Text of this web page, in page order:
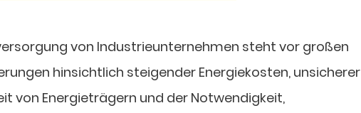
von Industrieunternehmen steht vor großen
hinsichtlich steigender Energiekosten, unsicherer
von Energieträgern und der Notwendigkeit,